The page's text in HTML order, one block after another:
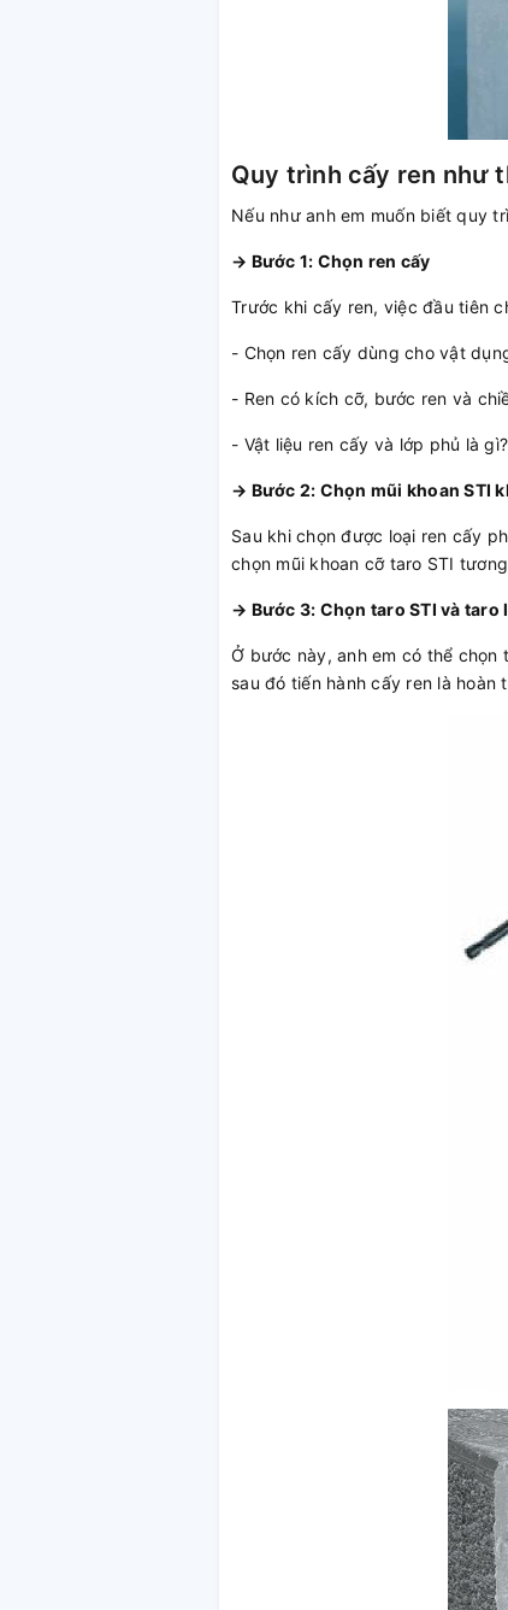
Quy trình cấy ren như
Nếu như anh em muốn biết quy
→ Bước 1: Chọn ren cấy
Trước khi cấy ren, việc đầu tiên
- Chọn ren cấy dùng cho vật
- Ren có kích cỡ, bước ren và
- Vật liệu ren cấy và lớp phủ là gì?
→ Bước 2: Chọn mũi khoan STI
Sau khi chọn được loại ren cấy
chọn mũi khoan cỡ taro STI
→ Bước 3: Chọn taro STI và taro
Ở bước này, anh em có thể
sau đó tiến hành cấy ren là hoàn